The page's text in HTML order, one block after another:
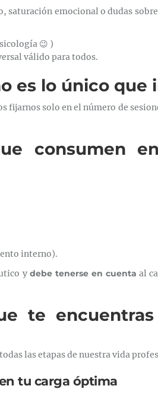
saturación emocional o dudas
😉 )
válido para todos.
es lo único que
fijarnos solo en el número de
consumen
interno).
y debe tenerse en cuenta al
te
las etapas de nuestra vida
tu carga óptima